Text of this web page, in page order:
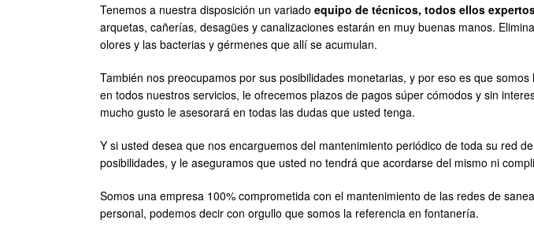
Tenemos a nuestra disposición un variado equipo de técnicos, todos ellos
arquetas, cañerías, desagües y canalizaciones estarán en muy buenas manos.
olores y las bacterias y gérmenes que allí se acumulan.
También nos preocupamos por sus posibilidades monetarias, y por eso es que
en todos nuestros servicios, le ofrecemos plazos de pagos súper cómodos y sin
mucho gusto le asesorará en todas las dudas que usted tenga.
Y si usted desea que nos encarguemos del mantenimiento periódico de toda su red
posibilidades, y le aseguramos que usted no tendrá que acordarse del mismo ni
Somos una empresa 100% comprometida con el mantenimiento de las redes de
personal, podemos decir con orgullo que somos la referencia en fontanería.